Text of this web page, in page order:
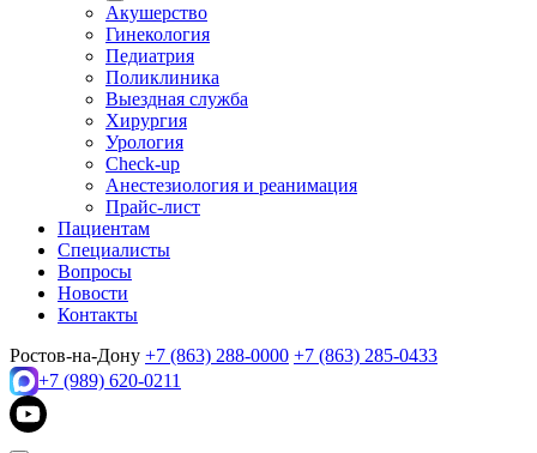
Акушерство
Гинекология
Педиатрия
Поликлиника
Выездная служба
Хирургия
Урология
Check-up
Анестезиология и реанимация
Прайс-лист
Пациентам
Специалисты
Вопросы
Новости
Контакты
Ростов-на-Дону +7 (863) 288-0000 +7 (863) 285-0433
+7 (989) 620-0211